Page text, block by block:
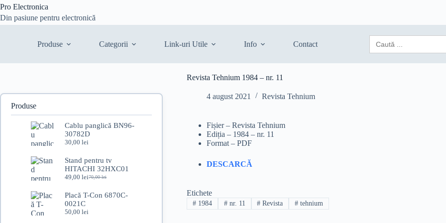
Sari
conținut
Pro Electronica
Din pasiune pentru electronică
Produse Categorii Link-uri Utile Info Contact
Search
for:
Revista Tehnium 1984 – nr. 11
4 august 2021 Revista Tehnium
Fișier – Revista Tehnium
Ediția – 1984 – nr. 11
Format – PDF
DESCARCĂ
Etichete
#1984 #nr. 11 # Revista # tehnium
Produse
Cablu panglică BN96-
30782D
30,00lei
Stand pentru tv
HITACHI 32HXC01
70,00lei
Prețul
a
fost:
70,00 lei.
49,00leiPrețul
este:
49,00 lei.
Placă T-Con 6870C-
0021C
50,00lei